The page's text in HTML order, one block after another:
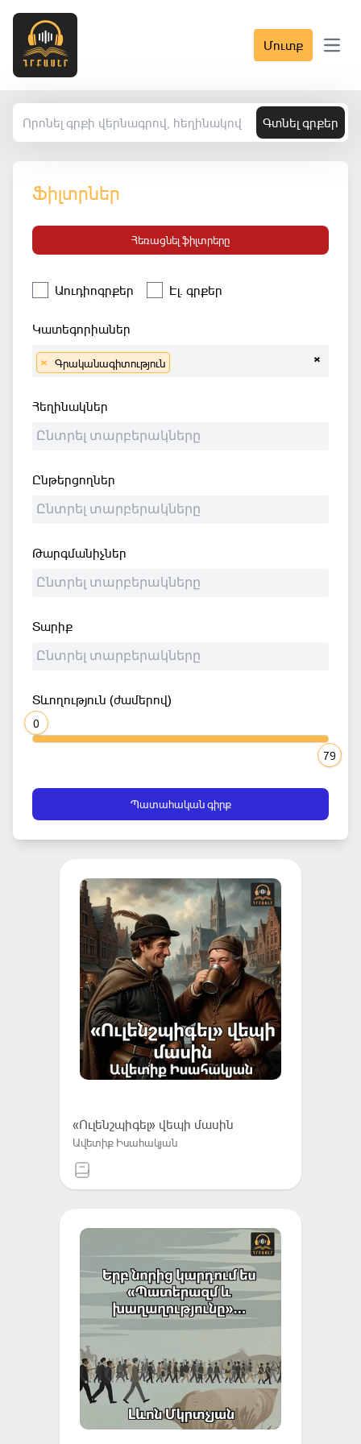
Մուտք Open
Գտնել գրքեր
Ֆիլտրներ
Հեռացնել ֆիլտրերը
Աուդիոգրքեր Էլ. գրքեր
Կատեգորիաներ
×
× Գրականագիտություն
Հեղինակներ
Ընթերցողներ
Թարգմանիչներ
Տարիք
Տևողություն (ժամերով)
0
79
Պատահական գիրք
«Ուլենշպիգել» վեպի մասին
Ավետիք Իսահակյան